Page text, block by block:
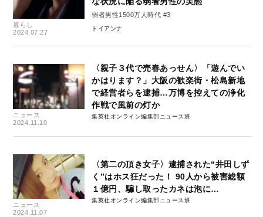
暮らし
2024.07.27
弱者男性1500万人時代 #3
トイアンナ
ニュース
2024.11.10
〈親子３代で売春あっせん〉「遊んでい
かはります？」大阪の歓楽街・松島新地
で経営者らを逮捕…万博を控えての浄化
作戦で風前の灯か
集英社オンライン編集部ニュース班
ニュース
2024.11.07
〈第二の頂き女子〉逮捕された“井田しず
く”はホス狂だった！ 90人から被害総額
１億円、騙し取ったカネは泡に…
集英社オンライン編集部ニュース班